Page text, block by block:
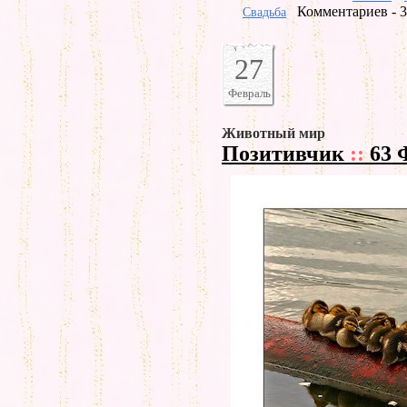
Свадьба
Комментариев - 3
27
Февраль
Животный мир
Позитивчик ::63